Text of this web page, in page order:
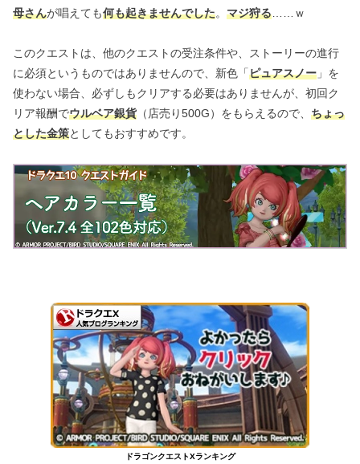
母さんが唱えても何も起きませんでした。 マジ狩る ……ｗ
このクエストは、他のクエストの受注条件や、ストーリーの進行
に必須というものではありませんので、新色「ピュアスノー 」を
使わない場合、必ずしもクリアする必要はありませんが、初回ク
リア報酬でウルベア銀貨 （店売り500G）をもらえるので、 ちょっ
とした金策としてもおすすめです。
ドラゴンクエストXランキング